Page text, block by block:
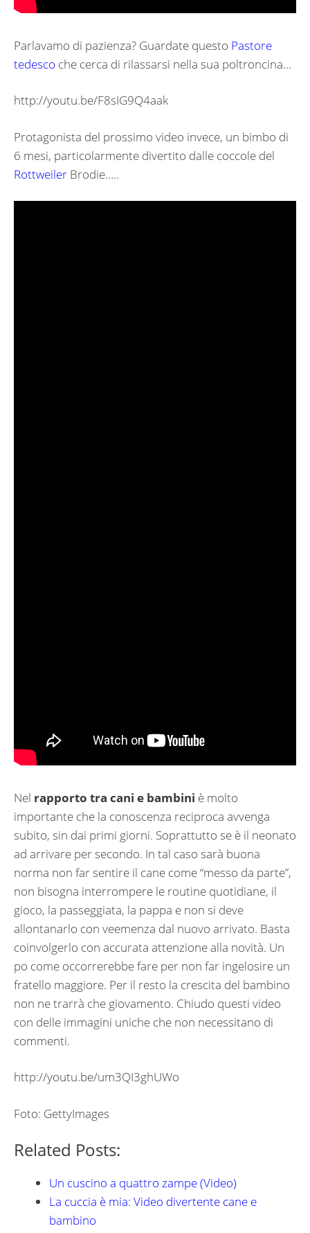
Parlavamo di pazienza? Guardate questo Pastore
tedesco che cerca di rilassarsi nella sua poltroncina…
http://youtu.be/F8sIG9Q4aak
Protagonista del prossimo video invece, un bimbo di
6 mesi, particolarmente divertito dalle coccole del
Rottweiler Brodie…..
Nel rapporto tra cani e bambini è molto
importante che la conoscenza reciproca avvenga
subito, sin dai primi giorni. Soprattutto se è il neonato
ad arrivare per secondo. In tal caso sarà buona
norma non far sentire il cane come “messo da parte”,
non bisogna interrompere le routine quotidiane, il
gioco, la passeggiata, la pappa e non si deve
allontanarlo con veemenza dal nuovo arrivato. Basta
coinvolgerlo con accurata attenzione alla novità. Un
po come occorrerebbe fare per non far ingelosire un
fratello maggiore. Per il resto la crescita del bambino
non ne trarrà che giovamento. Chiudo questi video
con delle immagini uniche che non necessitano di
commenti.
http://youtu.be/um3QI3ghUWo
Foto: GettyImages
Related Posts:
Un cuscino a quattro zampe (Video)
La cuccia è mia: Video divertente cane e
bambino